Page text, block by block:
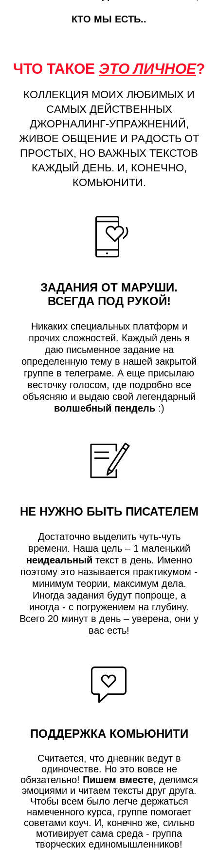
КТО МЫ ЕСТЬ..
ЧТО ТАКОЕ ЭТО ЛИЧНОЕ?
КОЛЛЕКЦИЯ МОИХ ЛЮБИМЫХ И
САМЫХ ДЕЙСТВЕННЫХ
ДЖОРНАЛИНГ-УПРАЖНЕНИЙ,
ЖИВОЕ ОБЩЕНИЕ И РАДОСТЬ ОТ
ПРОСТЫХ, НО ВАЖНЫХ ТЕКСТОВ
КАЖДЫЙ ДЕНЬ. И, КОНЕЧНО,
КОМЬЮНИТИ.
ЗАДАНИЯ ОТ МАРУШИ.
ВСЕГДА ПОД РУКОЙ!
Никаких специальных платформ и
прочих сложностей. Каждый день я
даю письменное задание на
определенную тему в нашей закрытой
группе в телеграме. А еще присылаю
весточку голосом, где подробно все
объясняю и выдаю свой легендарный
волшебный пендель :)
НЕ НУЖНО БЫТЬ ПИСАТЕЛЕМ
Достаточно выделить чуть-чуть
времени. Наша цель – 1 маленький
неидеальный текст в день. Именно
поэтому это называется практикумом -
минимум теории, максимум дела.
Иногда задания будут попроще, а
иногда - с погружением на глубину.
Всего 20 минут в день – уверена, они у
вас есть!
ПОДДЕРЖКА КОМЬЮНИТИ
Считается, что дневник ведут в
одиночестве. Но это вовсе не
обязательно! Пишем вместе, делимся
эмоциями и читаем тексты друг друга.
Чтобы всем было легче держаться
намеченного курса, группе помогает
советами коуч. И, конечно же, сильно
мотивирует сама среда - группа
творческих единомышленников!